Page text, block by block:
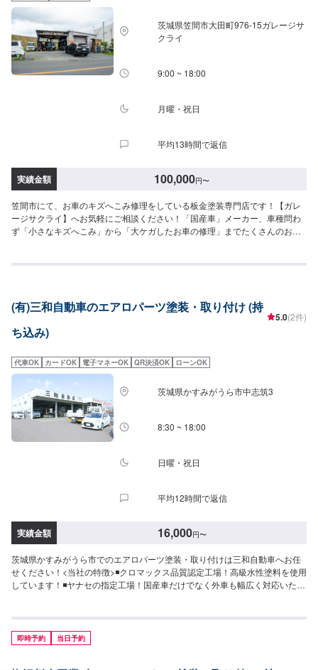
茨城県笠間市大田町976‐15ガレージサ
クライ
9:00 ~ 18:00
月曜・祝日
平均13時間で返信
実績金額 100,000円〜
笠間市にて、お車のキズへこみ修理をしている板金塗装専門店です！【ガレ
ージサクライ】へお気軽にご相談ください！「国産車」メーカー、車種問わ
ず「小さなキズへこみ」から「大ケガしたお車の修理」までたくさんのお車
があまり取れない…などのご相談もお気軽にどうぞ！【1】オファーにてお問
ます。(要相談)納期は前後する場合がございます。予めご了承ください。-----
ご来店時の注意、受付方法-----入庫の際はお気をつけてお越しください。駐車
スペースはガレージ前の空いているスペースに駐車してください。受付はス
す。【定休日・営業時間】定休日：月曜日、第2日曜日、第4日曜日・祝日・
ＧＷ・お盆・年末年始営業時間：9:00~18:00
(有)三和自動車のエアロパーツ塗装・取り付け (持
ち込み)
5.0(2件)
代車OK カードOK 電子マネーOK QR決済OK ローンOK
茨城県かすみがうら市中志筑3
8:30 ~ 18:00
日曜・祝日
平均12時間で返信
実績金額 16,000円〜
茨城県かすみがうら市でのエアロパーツ塗装・取り付けは三和自動車へお任
せください！<当社の特徴>◾クロマックス品質認定工場！高級水性塗料を使用
しています！◾ヤナセの指定工場！国産車だけでなく外車も幅広く対応いたし
ませたい…★お時間があまり取れない…などのご相談もお気軽にどうぞ！
【1】オファーにてお問い合わせ【2】お見積り【3】お見積りにご納得いた
だければ作業開始【4】仕上がり次第納車-----納期について-----納期は通常1週
即時予約 当日予約